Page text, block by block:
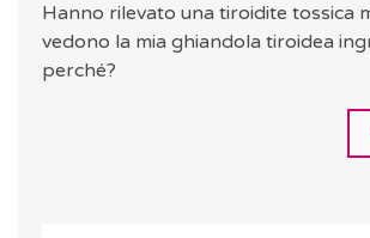
Hanno rilevato una tiroidite tossica
vedono la mia ghiandola tiroidea
perché?